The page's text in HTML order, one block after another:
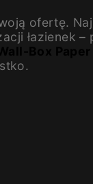
ofertę.
łazienek